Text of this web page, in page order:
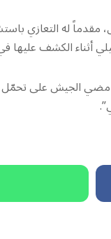
مقدماً له التعازي
أثناء الكشف عليها في
الجيش على تحمّل